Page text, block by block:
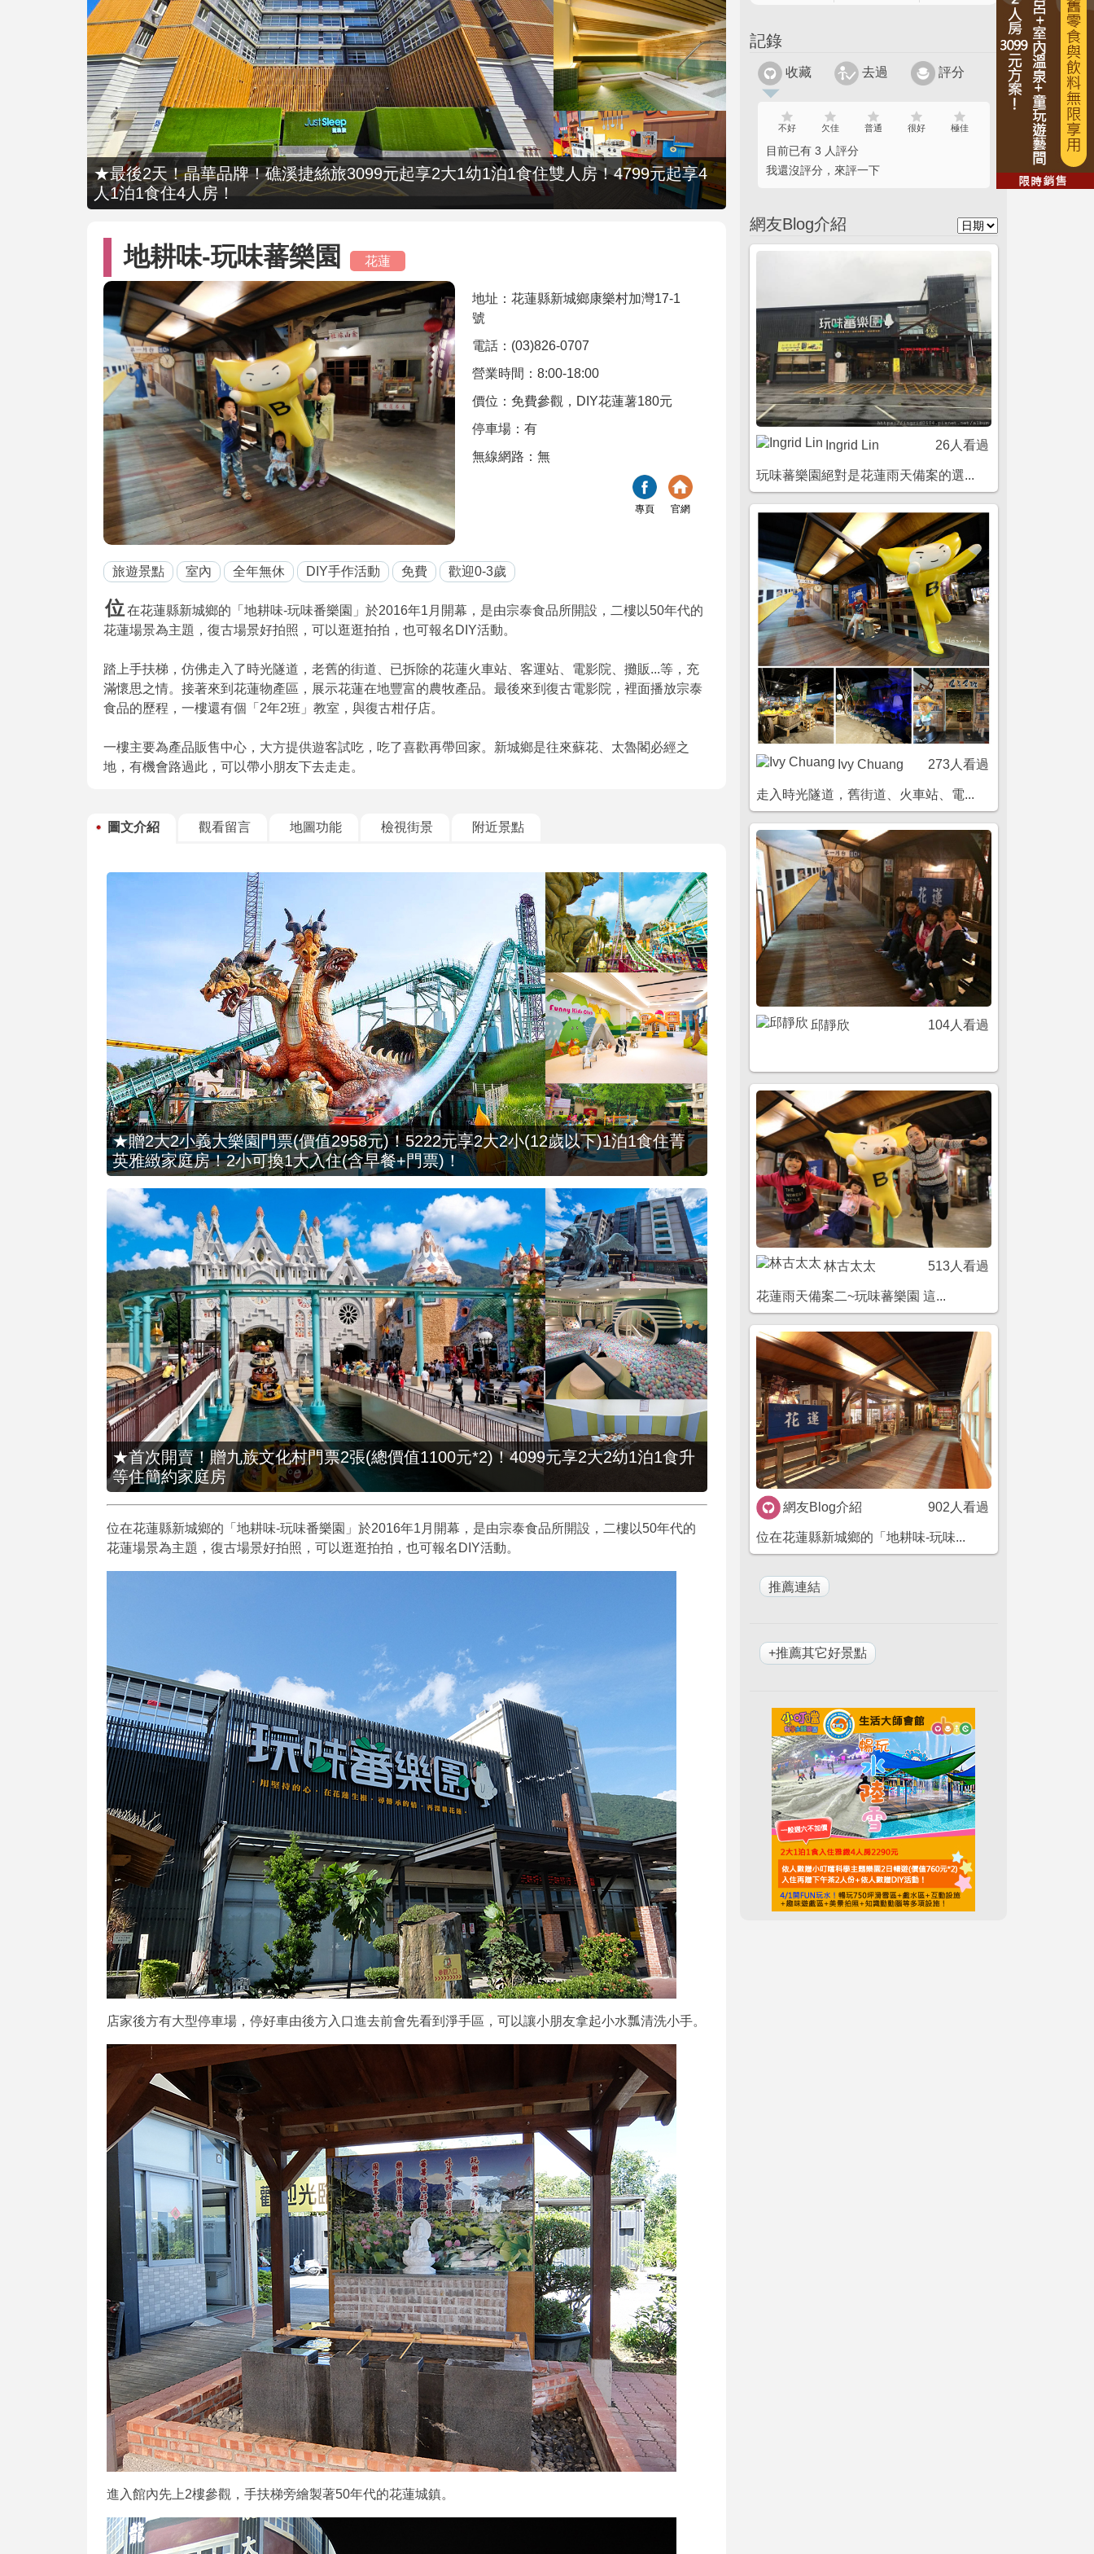
★最後2天！晶華品牌！礁溪捷絲旅3099元起享2大1幼1泊1食住雙人房！4799元起享4
人1泊1食住4人房！
地耕味-玩味蕃樂園 花蓮
地址：花蓮縣新城鄉康樂村加灣17-1
號
電話：(03)826-0707
營業時間：8:00-18:00
價位：免費參觀，DIY花蓮薯180元
停車場：有
無線網路：無
專頁 官網
旅遊景點 室內 全年無休 DIY手作活動 免費 歡迎0-3歲
位 在花蓮縣新城鄉的「地耕味-玩味番樂園」於2016年1月開幕，是由宗泰食品所開設，二樓以50年代的
花蓮場景為主題，復古場景好拍照，可以逛逛拍拍，也可報名DIY活動。
踏上手扶梯，仿佛走入了時光隧道，老舊的街道、已拆除的花蓮火車站、客運站、電影院、攤販...等，充
滿懷思之情。接著來到花蓮物產區，展示花蓮在地豐富的農牧產品。最後來到復古電影院，裡面播放宗泰
食品的歷程，一樓還有個「2年2班」教室，與復古柑仔店。
一樓主要為產品販售中心，大方提供遊客試吃，吃了喜歡再帶回家。新城鄉是往來蘇花、太魯閣必經之
地，有機會路過此，可以帶小朋友下去走走。
圖文介紹 觀看留言 地圖功能 檢視街景 附近景點
★贈2大2小義大樂園門票(價值2958元)！5222元享2大2小(12歲以下)1泊1食住菁
英雅緻家庭房！2小可換1大入住(含早餐+門票)！
★首次開賣！贈九族文化村門票2張(總價值1100元*2)！4099元享2大2幼1泊1食升
等住簡約家庭房
位在花蓮縣新城鄉的「地耕味-玩味番樂園」於2016年1月開幕，是由宗泰食品所開設，二樓以50年代的
花蓮場景為主題，復古場景好拍照，可以逛逛拍拍，也可報名DIY活動。
店家後方有大型停車場，停好車由後方入口進去前會先看到淨手區，可以讓小朋友拿起小水瓢清洗小手。
進入館內先上2樓參觀，手扶梯旁繪製著50年代的花蓮城鎮。
記錄
收藏 去過 評分
不好 欠佳 普通 很好 極佳
目前已有 3 人評分
我還沒評分，來評一下
網友Blog介紹
Ingrid Lin 26人看過
玩味蕃樂園絕對是花蓮雨天備案的選...
Ivy Chuang 273人看過
走入時光隧道，舊街道、火車站、電...
邱靜欣 104人看過
林古太太 513人看過
花蓮雨天備案二~玩味蕃樂園 這...
網友Blog介紹 902人看過
位在花蓮縣新城鄉的「地耕味-玩味...
+推薦其它好景點